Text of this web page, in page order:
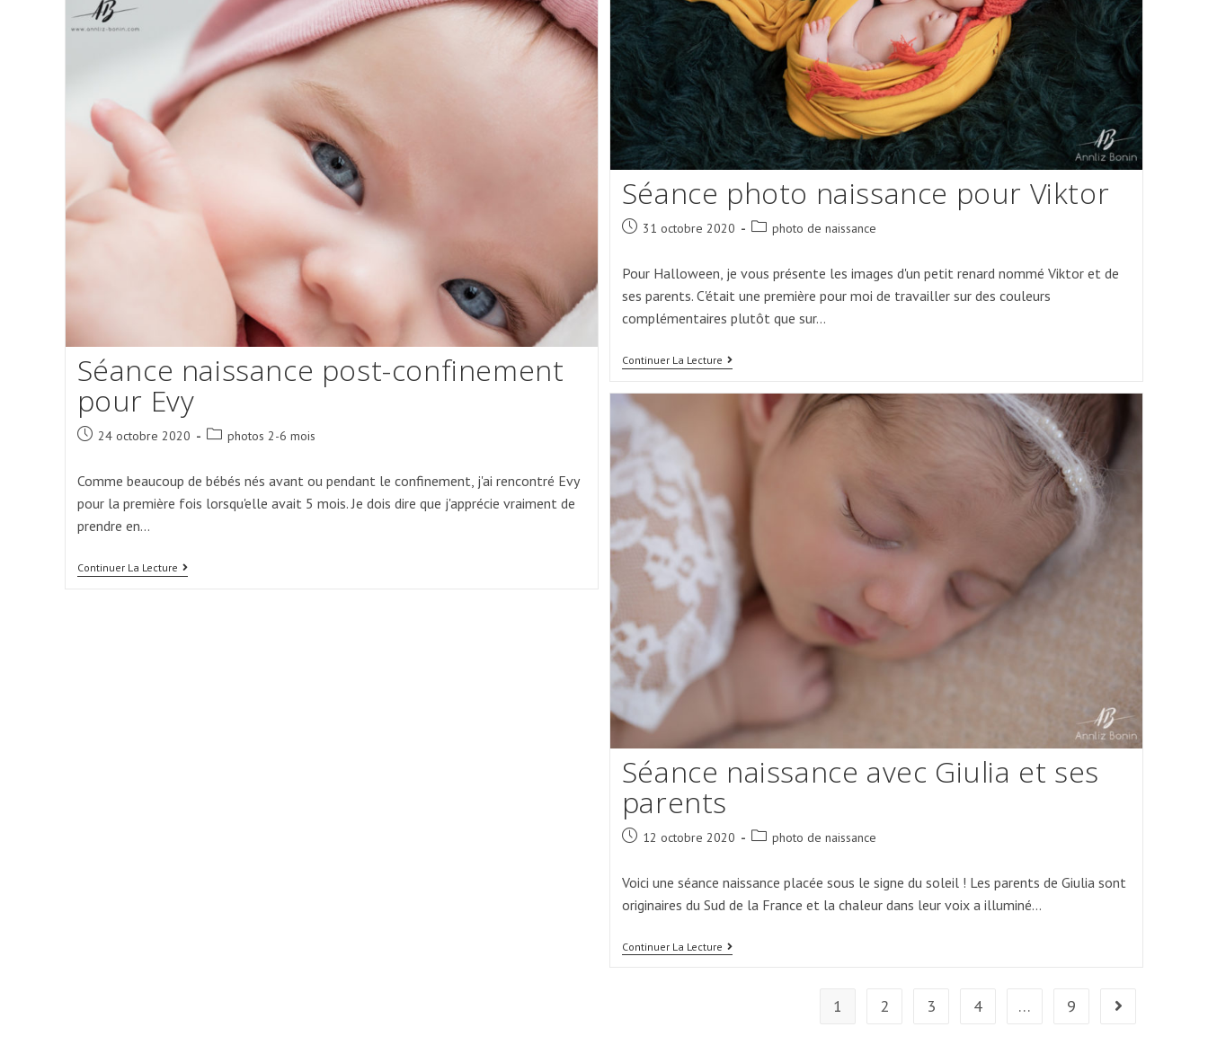
Photos
Séance photo naissance pour Viktor
Post 31 octobre 2020
Postphoto de naissance
Pour Halloween, je vous présente les images d'un petit renard nommé Viktor et de
ses parents. C'était une première pour moi de travailler sur des couleurs
complémentaires plutôt que sur…
Continuer La LectureSéance
Photo
Séance naissance post-confinement
pour Evy
Post 24 octobre 2020
Postphotos 2-6 mois
Comme beaucoup de bébés nés avant ou pendant le confinement, j'ai rencontré Evy
pour la première fois lorsqu'elle avait 5 mois. Je dois dire que j'apprécie vraiment de
prendre en…
Continuer La LectureSéance
Naissance
Séance naissance avec Giulia et ses
parents
Post 12 octobre 2020
Postphoto de naissance
Voici une séance naissance placée sous le signe du soleil ! Les parents de Giulia sont
originaires du Sud de la France et la chaleur dans leur voix a illuminé…
Continuer La LectureSéance
1 2 3 4 … 9 Aller à la page